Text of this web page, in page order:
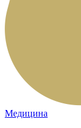
Медицина